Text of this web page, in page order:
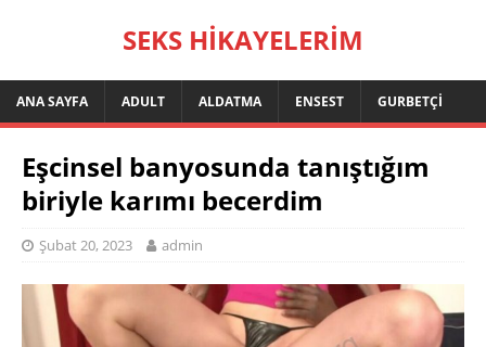
SEKS HIKAYELERIM
ANA SAYFA ADULT ALDATMA ENSEST GURBETÇI
Eşcinsel banyosunda tanıştığım
biriyle karımı becerdim
Şubat 20, 2023 admin